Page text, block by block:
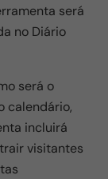
será
no Diário
será o
calendário,
incluirá
visitantes